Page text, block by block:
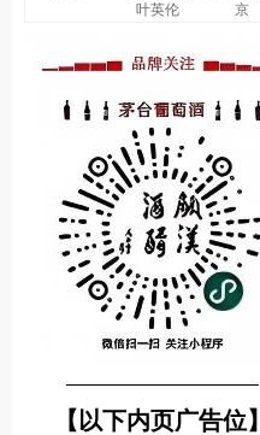
叶英伦
京
────────────────
【以下内页广告位】